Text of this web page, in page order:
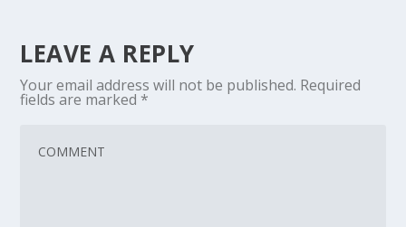
LEAVE A REPLY
Your email address will not be published. Required
fields are marked *